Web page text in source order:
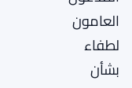
العامون
لطفاء
بشأن